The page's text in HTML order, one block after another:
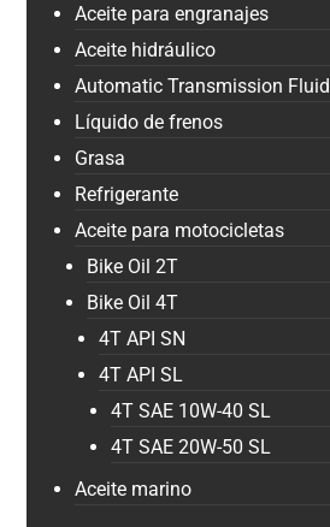
Aceite para engranajes
Aceite hidráulico
Automatic Transmission Fluid
Líquido de frenos
Grasa
Refrigerante
Aceite para motocicletas
Bike Oil 2T
Bike Oil 4T
4T API SN
4T API SL
4T SAE 10W-40 SL
4T SAE 20W-50 SL
Aceite marino